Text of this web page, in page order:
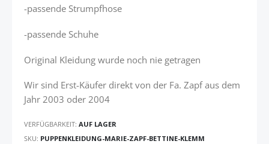
-passende Strumpfhose
-passende Schuhe
Original Kleidung wurde noch nie getragen
Wir sind Erst-Käufer direkt von der Fa. Zapf aus dem
Jahr 2003 oder 2004
VERFÜGBARKEIT: AUF LAGER
SKU PUPPENKLEIDUNG-MARIE-ZAPF-BETTINE-KLEMM